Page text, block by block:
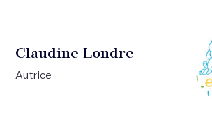
Claudine Londre
Autrice